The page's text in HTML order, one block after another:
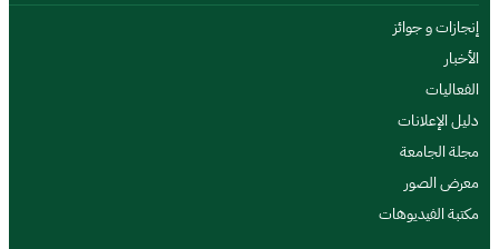
إنجازات و جوائز
الأخبار
الفعاليات
دليل الإعلانات
مجلة الجامعة
معرض الصور
مكتبة الفيديوهات